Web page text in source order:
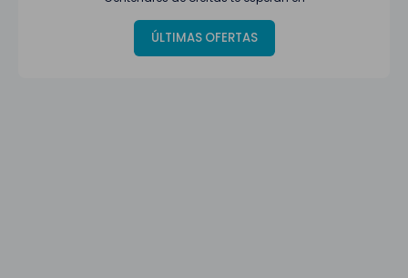
ÚLTIMAS OFERTAS